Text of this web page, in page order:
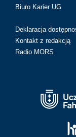
Biuro Karier UG
Deklaracja
Kontakt z redakcją
Radio MORS